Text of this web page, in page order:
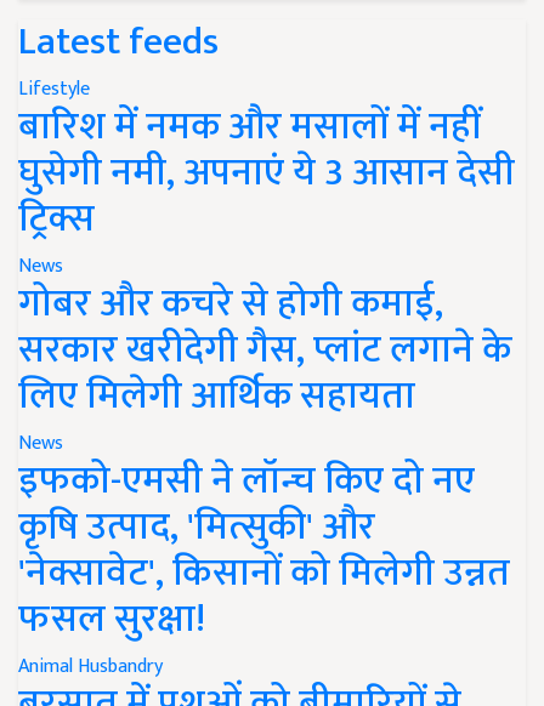
Latest feeds
Lifestyle
बारिश में नमक और मसालों में नहीं
घुसेगी नमी, अपनाएं ये 3 आसान देसी
ट्रिक्स
News
गोबर और कचरे से होगी कमाई,
सरकार खरीदेगी गैस, प्लांट लगाने के
लिए मिलेगी आर्थिक सहायता
News
इफको-एमसी ने लॉन्च किए दो नए
कृषि उत्पाद, 'मित्सुकी' और
'नेक्सावेट', किसानों को मिलेगी उन्नत
फसल सुरक्षा!
Animal Husbandry